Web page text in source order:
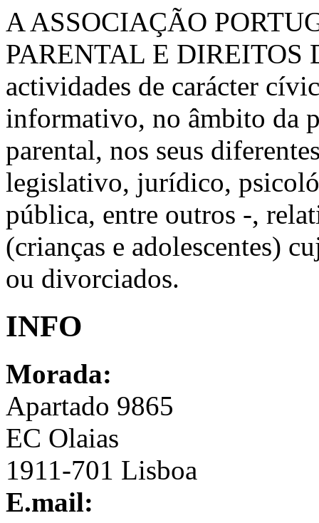
A ASSOCIAÇÃO
PARENTAL E DIREITOS
actividades de carácter
informativo, no âmbito da
parental, nos seus
legislativo, jurídico,
pública, entre outros -,
(crianças e adolescentes)
ou divorciados.
INFO
Morada:
Apartado 9865
EC Olaias
1911-701 Lisboa
E.mail: